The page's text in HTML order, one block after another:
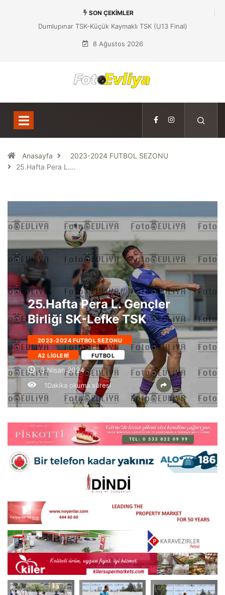
SON ÇEKIMLER
Kaymaklı TSK (U13 Final)
Dumlupınar TSK-Yeniboğaziçi DSK (U13
8 Ağustos 2026
Anasayfa
2023-2024 FUTBOL SEZONU
25.Hafta Pera L.…
25.Hafta Pera L. Gençler
Birliği SK-Lefke TSK
2023-2024 FUTBOL SEZONU
A2 LIGLERI FUTBOL
3 Nisan 2024
1Dakika okuma süresi